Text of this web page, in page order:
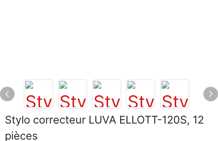
Stylo correcteur LUVA ELLOTT-120S, 12
pièces